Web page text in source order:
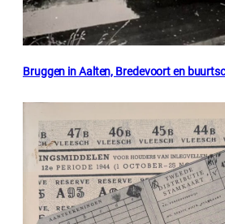
Bruggen in Aalten, Bredevoort en